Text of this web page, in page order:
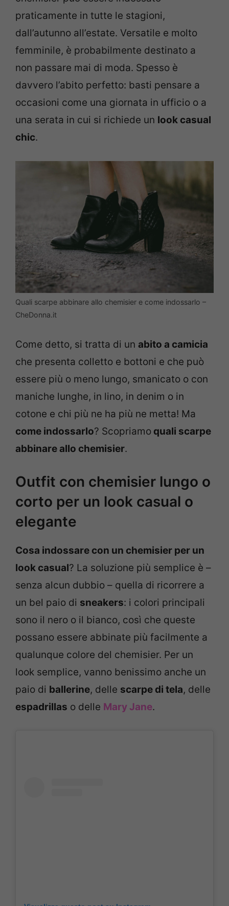
praticamente in tutte le stagioni,
dall’autunno all’estate. Versatile e molto
femminile, è probabilmente destinato a
non passare mai di moda. Spesso è
davvero l’abito perfetto: basti pensare a
occasioni come una giornata in ufficio o a
una serata in cui si richiede un look casual
chic.
Quali scarpe abbinare allo chemisier e come indossarlo –
CheDonna.it
Come detto, si tratta di un abito a camicia
che presenta colletto e bottoni e che può
essere più o meno lungo, smanicato o con
maniche lunghe, in lino, in denim o in
cotone e chi più ne ha più ne metta! Ma
come indossarlo? Scopriamo quali scarpe
abbinare allo chemisier.
Outfit con chemisier lungo o
corto per un look casual o
elegante
Cosa indossare con un chemisier per un
look casual? La soluzione più semplice è –
senza alcun dubbio – quella di ricorrere a
un bel paio di sneakers: i colori principali
sono il nero o il bianco, così che queste
possano essere abbinate più facilmente a
qualunque colore del chemisier. Per un
look semplice, vanno benissimo anche un
paio di ballerine, delle scarpe di tela, delle
espadrillas o delle Mary Jane.